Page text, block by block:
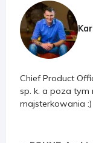
Chief Product
sp. k. a poza tym
majsterkowania :)